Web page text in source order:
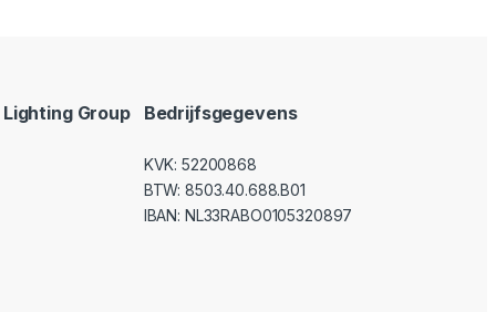
Group Bedrijfsgegevens
KVK: 52200868
BTW: 8503.40.688.B01
IBAN: NL33RABO0105320897